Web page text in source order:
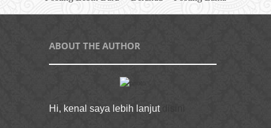
ABOUT THE AUTHOR
Hi, kenal saya lebih lanjut